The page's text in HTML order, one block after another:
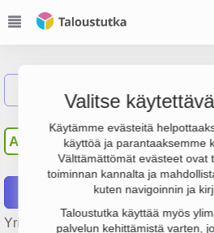
Valitse
Käytämme evästeitä
käyttöä ja parantaaksemme
Välttämättömät evästeet ovat
toiminnan kannalta ja
kuten navigoinnin ja
Taloustutka käyttää myös
palvelun kehittämistä varten,
AP
As Oy
Nurmijärvi
Yrityksen As Oy Punamullantie 9,